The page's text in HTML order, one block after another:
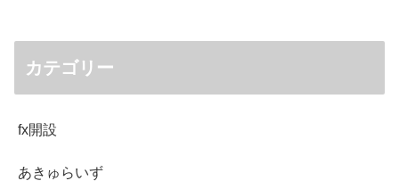
カテゴリー
fx開設
あきゅらいず